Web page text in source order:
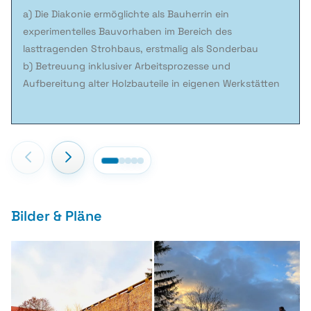
a) Die Diakonie ermöglichte als Bauherrin ein
experimentelles Bauvorhaben im Bereich des
lasttragenden Strohbaus, erstmalig als Sonderbau
b) Betreuung inklusiver Arbeitsprozesse und
Aufbereitung alter Holzbauteile in eigenen Werkstätten
Bilder & Pläne